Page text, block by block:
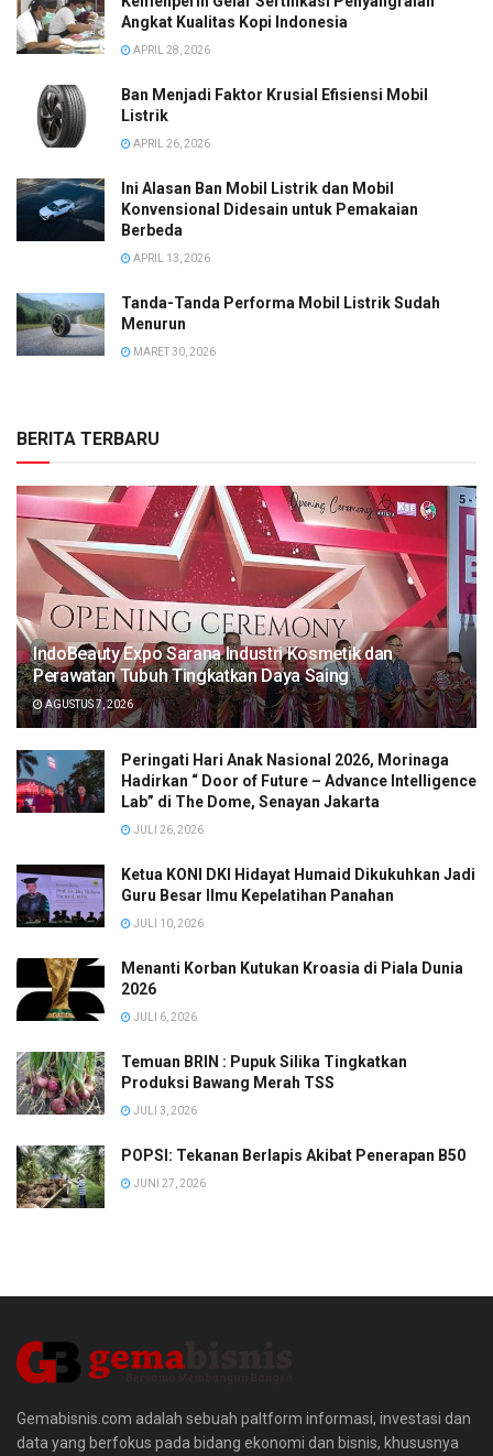
Angkat Kualitas Kopi Indonesia
APRIL 28, 2026
Ban Menjadi Faktor Krusial Efisiensi Mobil
Listrik
APRIL 26, 2026
Ini Alasan Ban Mobil Listrik dan Mobil
Konvensional Didesain untuk Pemakaian
Berbeda
APRIL 13, 2026
Tanda-Tanda Performa Mobil Listrik Sudah
Menurun
MARET 30, 2026
BERITA TERBARU
IndoBeauty Expo Sarana Industri Kosmetik dan
Perawatan Tubuh Tingkatkan Daya Saing
AGUSTUS 7, 2026
Peringati Hari Anak Nasional 2026, Morinaga
Hadirkan “ Door of Future – Advance Intelligence
Lab” di The Dome, Senayan Jakarta
JULI 26, 2026
Ketua KONI DKI Hidayat Humaid Dikukuhkan Jadi
Guru Besar Ilmu Kepelatihan Panahan
JULI 10, 2026
Menanti Korban Kutukan Kroasia di Piala Dunia
2026
JULI 6, 2026
Temuan BRIN : Pupuk Silika Tingkatkan
Produksi Bawang Merah TSS
JULI 3, 2026
POPSI: Tekanan Berlapis Akibat Penerapan B50
JUNI 27, 2026
Gemabisnis.com adalah sebuah paltform informasi, investasi dan
data yang berfokus pada bidang ekonomi dan bisnis, khususnya